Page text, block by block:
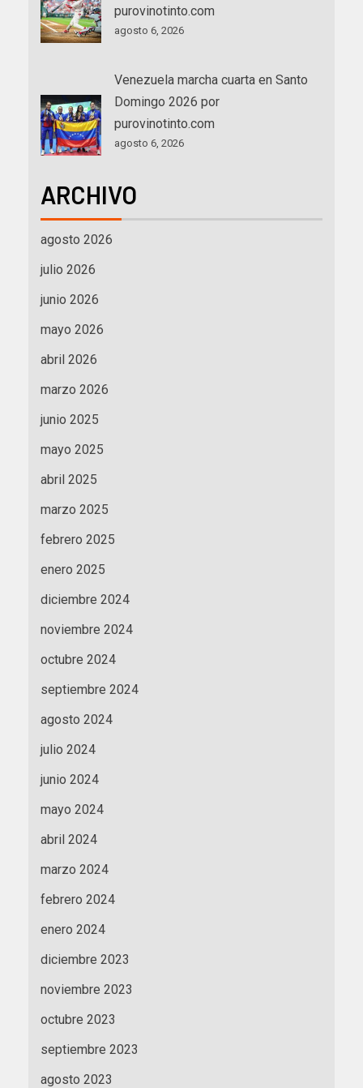
purovinotinto.com
agosto 6, 2026
Venezuela marcha cuarta en Santo
Domingo 2026 por
purovinotinto.com
agosto 6, 2026
ARCHIVO
agosto 2026
julio 2026
junio 2026
mayo 2026
abril 2026
marzo 2026
junio 2025
mayo 2025
abril 2025
marzo 2025
febrero 2025
enero 2025
diciembre 2024
noviembre 2024
octubre 2024
septiembre 2024
agosto 2024
julio 2024
junio 2024
mayo 2024
abril 2024
marzo 2024
febrero 2024
enero 2024
diciembre 2023
noviembre 2023
octubre 2023
septiembre 2023
agosto 2023